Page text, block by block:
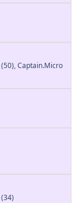
(50),Captain.Micro
(34)